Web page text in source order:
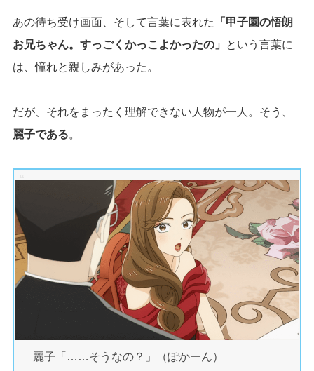
あの待ち受け画面、そして言葉に表れた
「甲子園の悟朗
お兄ちゃん。すっごくかっこよかったの」
という言葉に
は、憧れと親しみがあった。
だが、それをまったく理解できない人物が一人。そう、
麗子である。
麗子「……そうなの？」（ぽかーん）